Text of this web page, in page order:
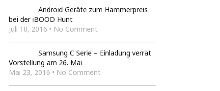
Android Geräte zum Hammerpreis
bei der iBOOD Hunt
Juli 10, 2016 • No Comment
Samsung C Serie – Einladung verrät
Vorstellung am 26. Mai
Mai 23, 2016 • No Comment